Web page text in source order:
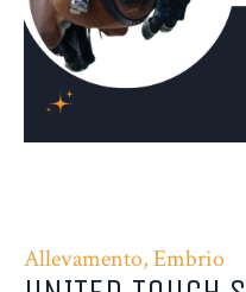
Allevamento, Embrio